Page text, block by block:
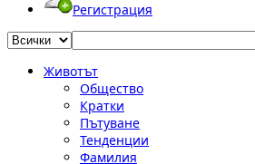
Регистрация
Животът
Общество
Кратки
Пътуване
Тенденции
Фамилия